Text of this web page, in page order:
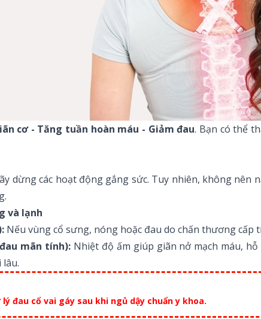
cơ - Tăng tuần hoàn máu - Giảm đau. Bạn có thể
dừng các hoạt động gắng sức. Tuy nhiên, không
và lạnh
Nếu vùng cổ sưng, nóng hoặc đau do chấn thương
mãn tính): Nhiệt độ ấm giúp giãn nở mạch máu,
lâu.
lý đau cổ vai gáy sau khi ngủ dậy chuẩn y khoa.